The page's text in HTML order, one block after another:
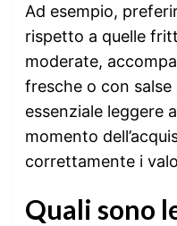
Ad esempio,
rispetto a quelle
moderate,
fresche o con
essenziale leggere
momento
correttamente i
Quali sono